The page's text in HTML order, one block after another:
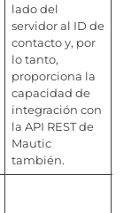
lado del
servidor al ID de
contacto y, por
lo tanto,
proporciona la
capacidad de
integración con
la API REST de
Mautic
también.